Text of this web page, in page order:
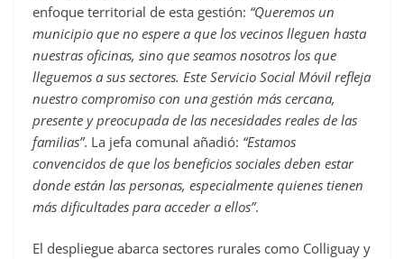
enfoque territorial de esta gestión: “Queremos un
municipio que no espere a que los vecinos lleguen hasta
nuestras oficinas, sino que seamos nosotros los que
lleguemos a sus sectores. Este Servicio Social Móvil refleja
nuestro compromiso con una gestión más cercana,
presente y preocupada de las necesidades reales de las
familias”. La jefa comunal añadió: “Estamos
convencidos de que los beneficios sociales deben estar
donde están las personas, especialmente quienes tienen
más dificultades para acceder a ellos”.
El despliegue abarca sectores rurales como Colliguay y